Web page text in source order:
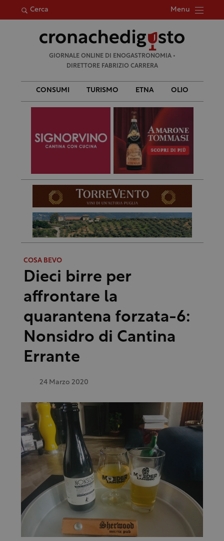
Cerca Menu
per:
GIORNALE ONLINE DI ENOGASTRONOMIA •
DIRETTORE FABRIZIO CARRERA
CONSUMI TURISMO ETNA OLIO
COSA BEVO
Dieci birre per
affrontare la
quarantena forzata-6:
Nonsidro di Cantina
Errante
24 Marzo 2020